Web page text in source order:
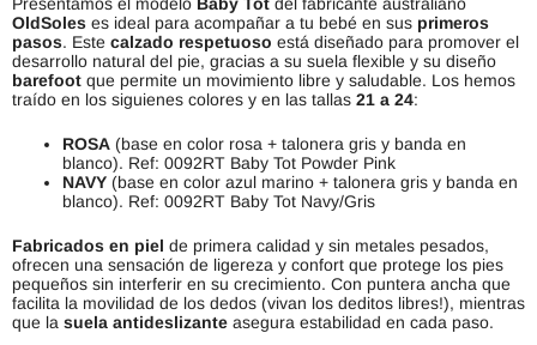
OldSoles es ideal para acompañar a tu bebé en sus primeros
pasos. Este calzado respetuoso está diseñado para promover el
desarrollo natural del pie, gracias a su suela flexible y su diseño
barefoot que permite un movimiento libre y saludable. Los hemos
traído en los siguienes colores y en las tallas 21 a 24:
ROSA (base en color rosa + talonera gris y banda en
blanco). Ref: 0092RT Baby Tot Powder Pink
NAVY (base en color azul marino + talonera gris y banda en
blanco). Ref: 0092RT Baby Tot Navy/Gris
Fabricados en piel de primera calidad y sin metales pesados,
ofrecen una sensación de ligereza y confort que protege los pies
pequeños sin interferir en su crecimiento. Con puntera ancha que
facilita la movilidad de los dedos (vivan los deditos libres!), mientras
que la suela antideslizante asegura estabilidad en cada paso.